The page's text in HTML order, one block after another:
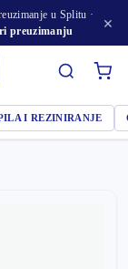
u Splitu ·
preuzimanju
×
I REZINIRANJE